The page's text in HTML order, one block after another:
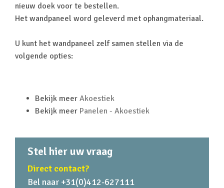
nieuw doek voor te bestellen.
Het wandpaneel word geleverd met ophangmateriaal.
U kunt het wandpaneel zelf samen stellen via de
volgende opties:
Bekijk meer Akoestiek
Bekijk meer Panelen - Akoestiek
Stel hier uw vraag
Direct contact?
Bel naar +31(0)412-627111